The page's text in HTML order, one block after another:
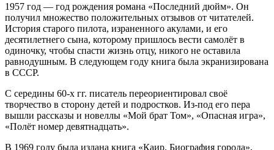
1957 год — год рождения романа «Последний дюйм». Он
получил множество положительных отзывов от читателей.
История старого пилота, израненного акулами, и его
десятилетнего сына, которому пришлось вести самолёт в
одиночку, чтобы спасти жизнь отцу, никого не оставила
равнодушным. В следующем году книга была экранизирована
в СССР.
С середины 60-х гг. писатель переориентировал своё
творчество в сторону детей и подростков. Из-под его пера
вышли рассказы и новеллы «Мой брат Том», «Опасная игра»,
«Полёт номер девятнадцать».
В 1969 году была издана книга «Каир. Биография города»,